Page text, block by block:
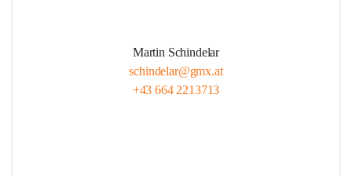
Martin Schindelar
schindelar@gmx.at
+43 664 2213713